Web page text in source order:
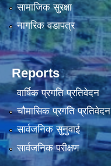
सामाजिक सुरक्षा
नागरिक वडापत्र
Reports
वार्षिक प्रगति प्रतिवेदन
चौमासिक प्रगति प्रतिवेदन
सार्वजनिक सुनुवाई
सार्वजनिक परीक्षण